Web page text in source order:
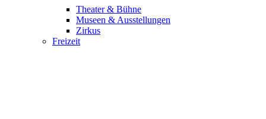
Theater & Bühne
Museen & Ausstellungen
Zirkus
Freizeit